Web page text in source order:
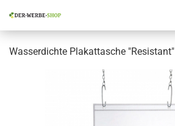
Wasserdichte Plakattasche "Resistant"